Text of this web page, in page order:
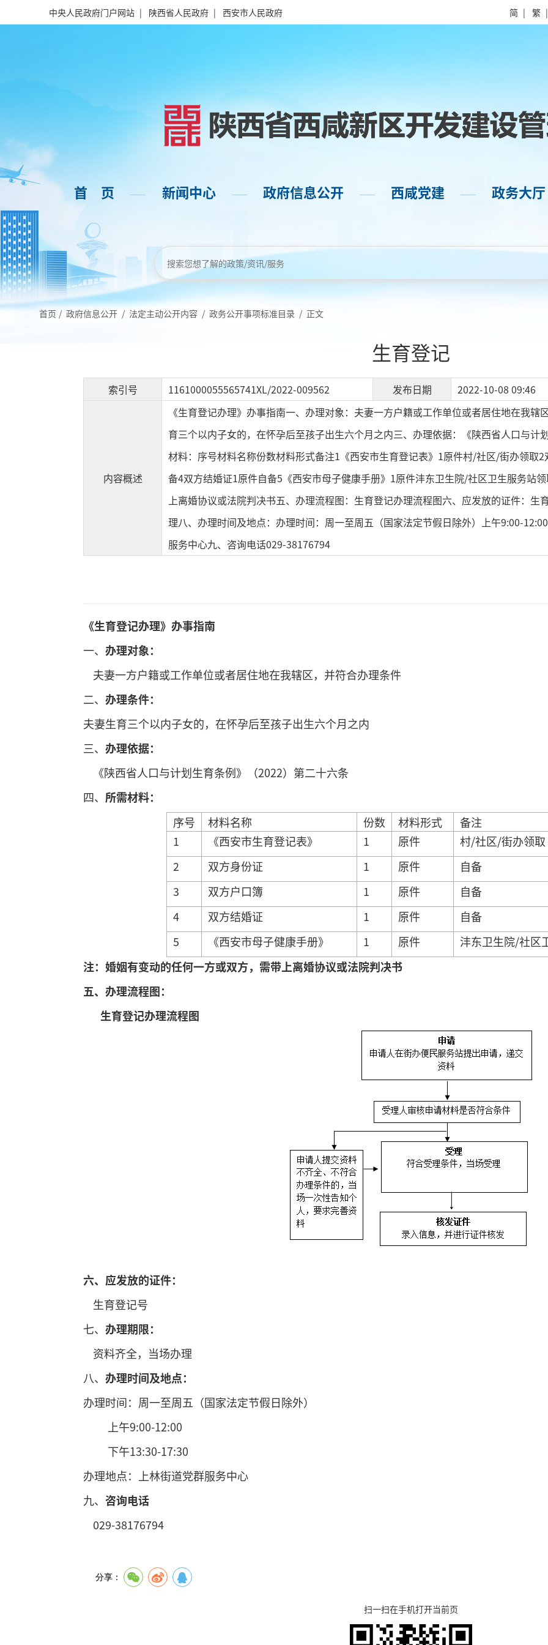
中央人民政府门户网站 | 陕西省人民政府 | 西安市人民政府 简 | 繁 |
首 页 —— 新闻中心 —— 政府信息公开 —— 西咸党建 —— 政务大厅
首页 / 政府信息公开 / 法定主动公开内容 / 政务公开事项标准目录 / 正文
生育登记
索引号 1161000055565741XL/2022-009562 发布日期 2022-10-08 09:46
内容概述
《生育登记办理》办事指南一、办理对象：夫妻一方户籍或工作单位或者居住地在我
育三个以内子女的，在怀孕后至孩子出生六个月之内三、办理依据：《陕西省人口与计
材料：序号材料名称份数材料形式备注1《西安市生育登记表》1原件村/社区/街办领取
备4双方结婚证1原件自备5《西安市母子健康手册》1原件沣东卫生院/社区卫生服务站
上离婚协议或法院判决书五、办理流程图：生育登记办理流程图六、应发放的证件：生
理八、办理时间及地点：办理时间：周一至周五（国家法定节假日除外）上午9:00-
服务中心九、咨询电话029-38176794
《生育登记办理》 办事指南
一、 办理对象：
夫妻一方户籍或工作单位或者居住地在我辖区，并符合办理条件
二、 办理条件：
夫妻生育三个以内子女的，在怀孕后至孩子出生六个月之内
三、 办理依据：
《陕西省人口与计划生育条例》（2022）第二十六条
四、 所需材料：
序号
材料名称 份数 材料形式
备注
1
《西安市生育登记表》 1 原件
村/社区/街办领取
2
双方身份证 1 原件
自备
3
双方户口簿 1 原件
自备
4
双方结婚证 1 原件
自备
5
《西安市母子健康手册》 1 原件
沣东卫生院/社区
注：婚姻有变动的任何一方或双方，需带上离婚协议或法院判决书
五、 办理流程图：
生育登记办理流程图
六、应发放的证件：
生育登记号
七、 办理期限：
资料齐全，当场办理
八、 办理时间及地点：
办理时间：周一至周五（国家法定节假日除外）
上午9:00-12:00
下午13:30-17:30
办理地点：上林街道党群服务中心
九、 咨询电话
029-38176794
分享：
扫一扫在手机打开当前页